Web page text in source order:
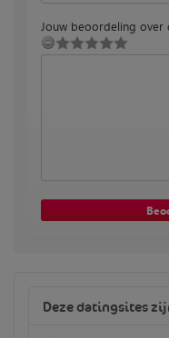
Jouw beoordeling over
Deze datingsites